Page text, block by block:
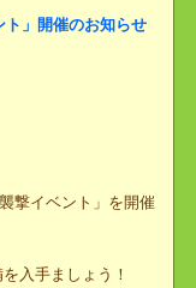
ント」開催のお知らせ